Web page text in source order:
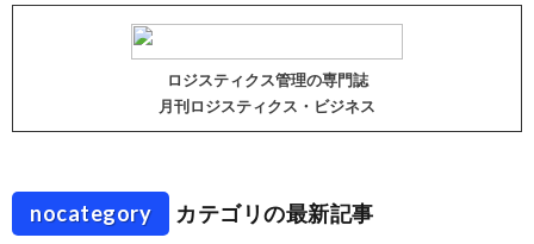
ロジスティクス管理の専門誌
月刊ロジスティクス・ビジネス
nocategory カテゴリの最新記事